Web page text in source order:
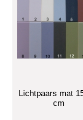
Lichtpaars mat
cm